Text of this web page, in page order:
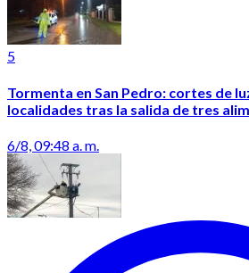
5
Tormenta en San Pedro: cortes de
localidades tras la salida de tres
6/8, 09:48 a. m.